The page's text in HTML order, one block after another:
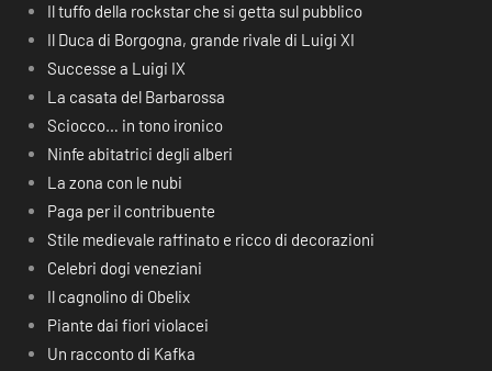
Il tuffo della rockstar che si getta sul pubblico
Il Duca di Borgogna, grande rivale di Luigi XI
Successe a Luigi IX
La casata del Barbarossa
Sciocco… in tono ironico
Ninfe abitatrici degli alberi
La zona con le nubi
Paga per il contribuente
Stile medievale raffinato e ricco di decorazioni
Celebri dogi veneziani
Il cagnolino di Obelix
Piante dai fiori violacei
Un racconto di Kafka